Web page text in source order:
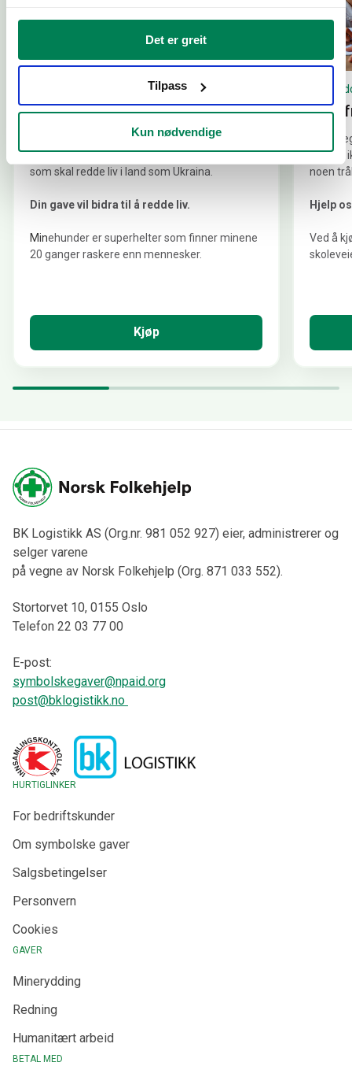
Det er greit
Tilpass
Kun nødvendige
Tren en minehund
Minehunder gjør en livsviktig jobb i kampen for
en minefri verden. Vi trener nå minehunder
som skal redde liv i land som Ukraina.
Din gave vil bidra til å redde liv.
Minehunder er superhelter som finner minene
20 ganger raskere enn mennesker.
Kjøp
Tenk
Hvis de
noen
Hjelp
Ved å
BK Logistikk AS (Org.nr. 981 052 927) eier, administrerer og
selger varene
på vegne av Norsk Folkehjelp (Org. 871 033 552).
Stortorvet 10, 0155 Oslo
Telefon 22 03 77 00
E-post:
symbolskegaver@npaid.org
post@bklogistikk.no
HURTIGLINKER
For bedriftskunder
Om symbolske gaver
Salgsbetingelser
Personvern
Cookies
GAVER
Minerydding
Redning
Humanitært arbeid
BETAL MED